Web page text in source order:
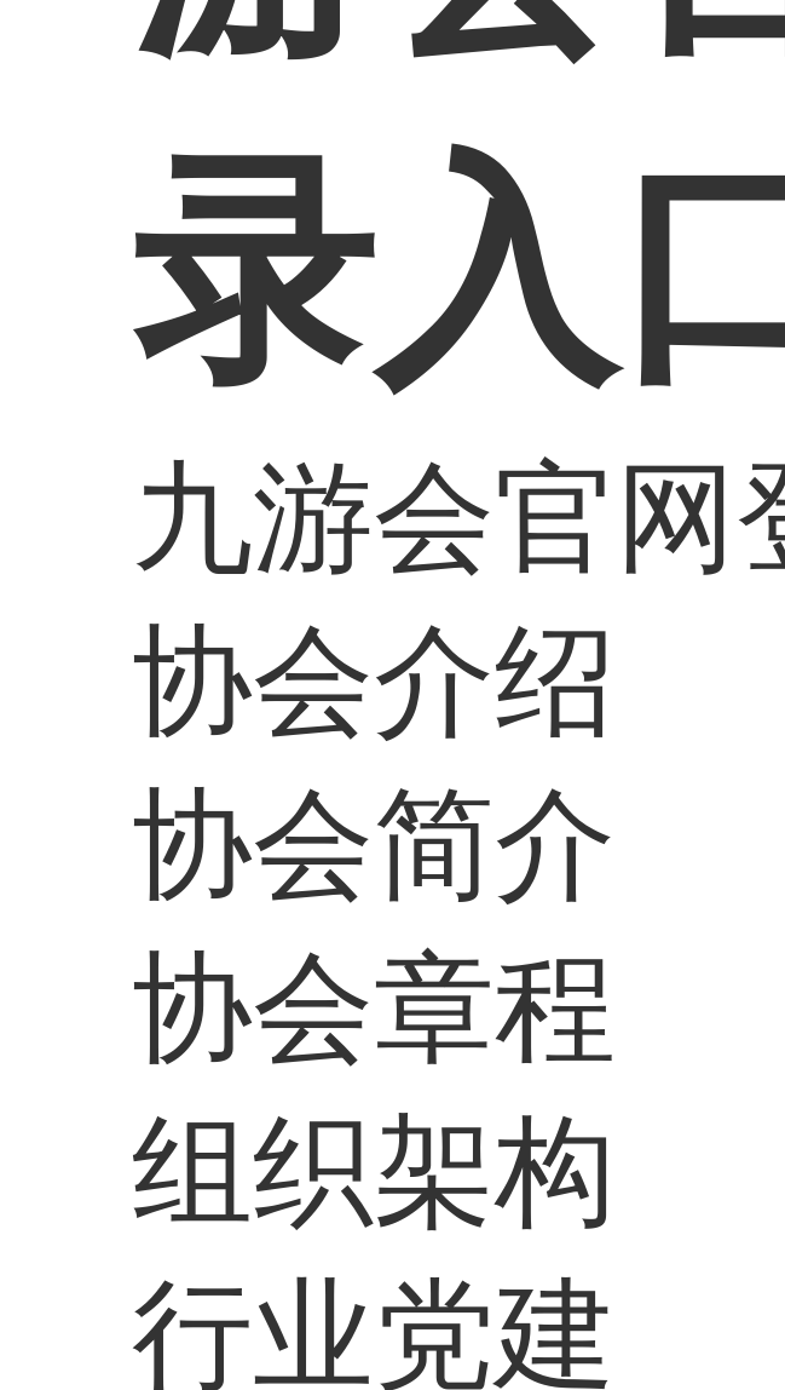
录入
九游会官网
协会介绍
协会简介
协会章程
组织架构
行业党建